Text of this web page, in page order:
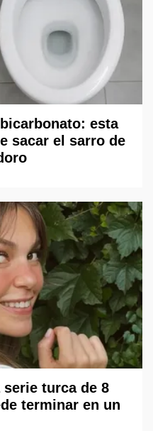
esta
sacar el sarro de
turca de 8
terminar en un